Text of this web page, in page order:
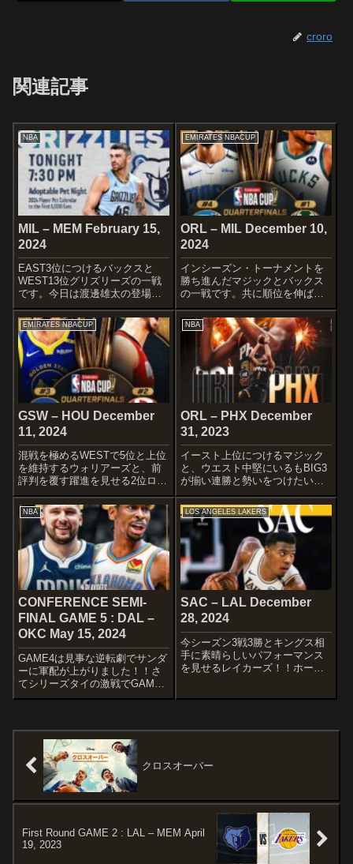
croro
関連記事
NBA
MIL – MEM February 15,
2024
EAST3位につけるバックスと
WEST13位グリズリーズの一戦
です。今日は渡邊雄太の登場は
あるのかなぁ〜
STARTERSMILWAUKEE
BUCKSJae CrowderDamian
LillardBrook LopezMalik Bea...
EMIRATES NBACUP
ORL – MIL December 10,
2024
インシーズン・トーナメントを
勝ち進んだマジックとバックス
の一戦です。共に順位を伸ば
し、3位と5位の好カード！！
STARTERSORLANDO
MAGICJalen SuggsKentavious
Caldwell-PopeWendell C...
EMIRATES NBACUP
GSW – HOU December
11, 2024
混戦を極めるWESTで5位と上位
を維持するウォリアーズと、前
評判を覆す躍進を見せる2位ロケ
ッツの一戦です。
STARTERSGOLDEN STATE
WARRIORSStephen CurryBuddy
HieldDraymond Green...
NBA
ORL – PHX December
31, 2023
イースト上位につけるマジック
と、ウエスト中堅にいるもBIG3
が揃い連勝と勢いをつけたいサ
ンズの一戦です。
STARTERSORLANDO
MAGICFranz WagnerPaolo
BancheroJalen SuggsGoga
Bitad...
NBA
CONFERENCE SEMI-
FINAL GAME 5 : DAL –
OKC May 15, 2024
GAME4は見事な逆転劇でサンダ
ーに軍配が上がりました！！さ
てシリーズタイの激戦でGAME5
を迎えます
WashingtonDerrick Jones
Jr.Daniel Gaffo...
LOS ANGELES LAKERS
SAC – LAL December
28, 2024
今シーズン3戦3勝とキングス相
手に素晴らしいパフォーマンス
を見せるレイカーズ！！ホーム
たキングスはこれからどうなる
クロスオーバー
First Round GAME 2 : LAL – MEM April
19, 2023